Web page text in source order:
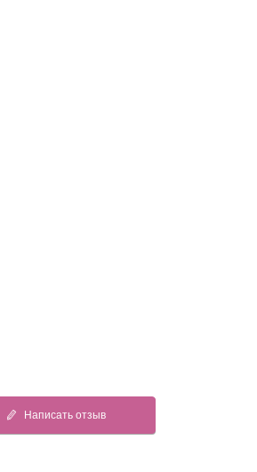
Написать отзыв